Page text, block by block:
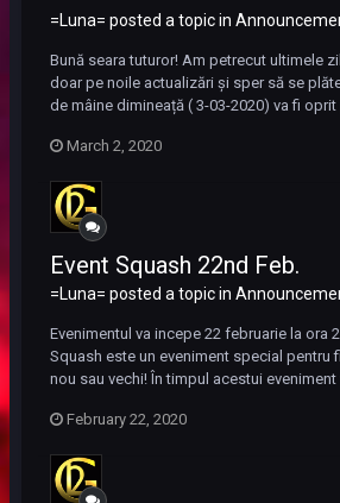
=Luna= posted a topic in
Bună seara tuturor! Am petrecut ultimele
doar pe noile actualizări și sper să se
de mâine dimineață ( 3-03-2020) va fi oprit
March 2, 2020
Event Squash 22nd Feb.
=Luna= posted a topic in
Evenimentul va incepe 22 februarie la ora
Squash este un eveniment special pentru
nou sau vechi! În timpul acestui eveniment
February 22, 2020